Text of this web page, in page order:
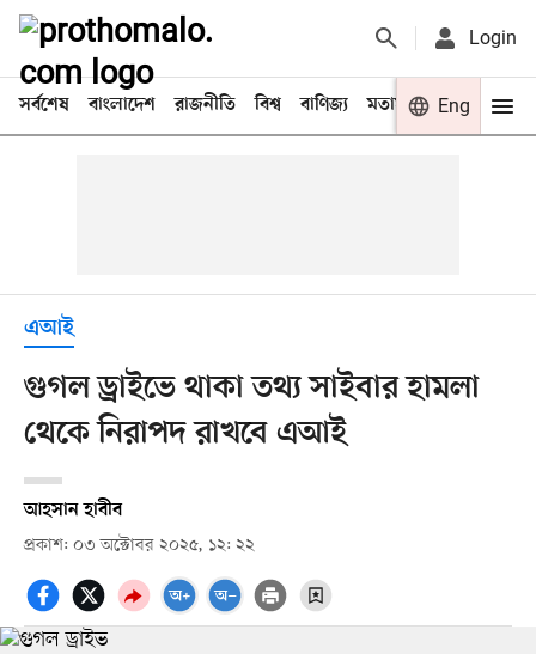
Login
সর্বশেষ বাংলাদেশ রাজনীতি বিশ্ব বাণিজ্য মতামত খেলা
Eng
এআই
গুগল ড্রাইভে থাকা তথ্য সাইবার হামলা
থেকে নিরাপদ রাখবে এআই
আহসান হাবীব
প্রকাশ: ০৩ অক্টোবর ২০২৫, ১২: ২২